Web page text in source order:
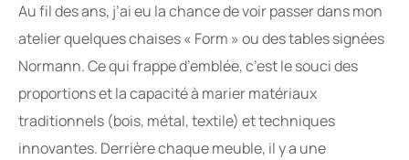
Au fil des ans, j’ai eu la chance de voir passer dans mon
atelier quelques chaises « Form » ou des tables signées
Normann. Ce qui frappe d’emblée, c’est le souci des
proportions et la capacité à marier matériaux
traditionnels (bois, métal, textile) et techniques
innovantes. Derrière chaque meuble, il y a une